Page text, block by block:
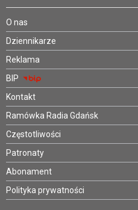
O nas
Dziennikarze
Reklama
BIP
Kontakt
Ramówka Radia Gdańsk
Częstotliwości
Patronaty
Abonament
Polityka prywatności